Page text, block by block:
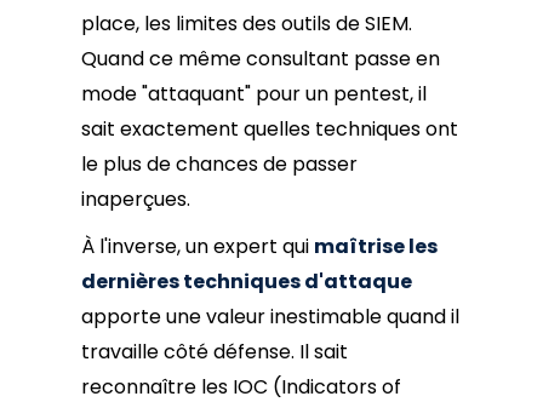
place, les limites des outils de SIEM.
Quand ce même consultant passe en
mode "attaquant" pour un pentest, il
sait exactement quelles techniques ont
le plus de chances de passer
inaperçues.
À l'inverse, un expert qui maîtrise les
dernières techniques d'attaque
apporte une valeur inestimable quand il
travaille côté défense. Il sait
reconnaître les IOC (Indicators of